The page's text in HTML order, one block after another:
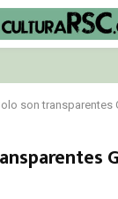
son transparentes